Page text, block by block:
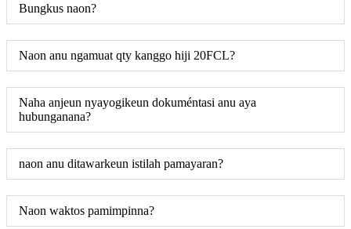
Bungkus naon?
Naon anu ngamuat qty kanggo hiji 20FCL?
Naha anjeun nyayogikeun dokuméntasi anu aya
hubunganana?
naon anu ditawarkeun istilah pamayaran?
Naon waktos pamimpinna?